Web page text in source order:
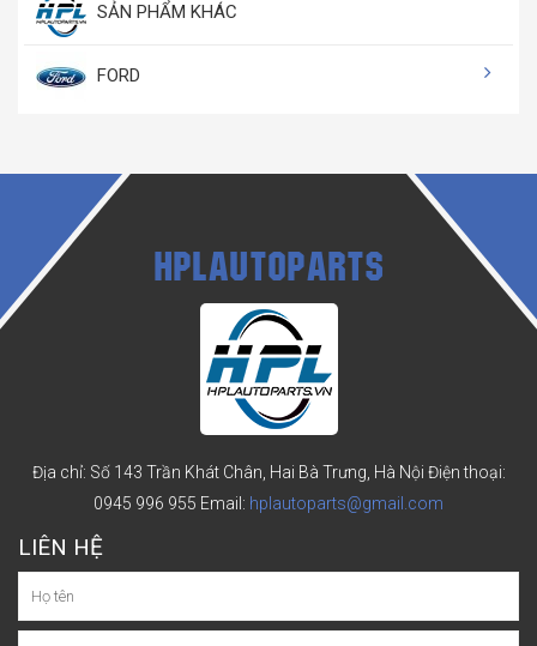
SẢN PHẨM KHÁC
FORD
HPLAUTOPARTS
Địa chỉ: Số 143 Trần Khát Chân, Hai Bà Trưng, Hà Nội Điện thoại:
0945 996 955 Email: hplautoparts@gmail.com
LIÊN HỆ